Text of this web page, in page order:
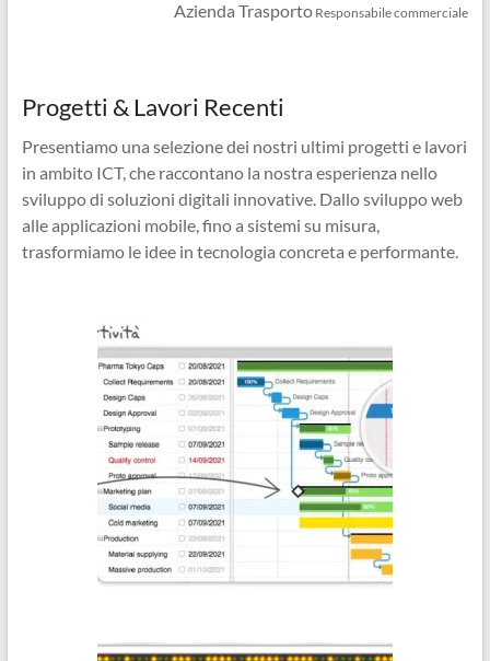
Azienda Trasporto Responsabile commerciale
Progetti & Lavori Recenti
Presentiamo una selezione dei nostri ultimi progetti e lavori
in ambito ICT, che raccontano la nostra esperienza nello
sviluppo di soluzioni digitali innovative. Dallo sviluppo web
alle applicazioni mobile, fino a sistemi su misura,
trasformiamo le idee in tecnologia concreta e performante.